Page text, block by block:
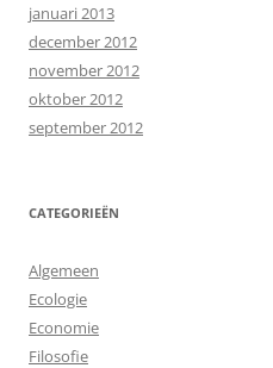
januari 2013
december 2012
november 2012
oktober 2012
september 2012
CATEGORIEËN
Algemeen
Ecologie
Economie
Filosofie